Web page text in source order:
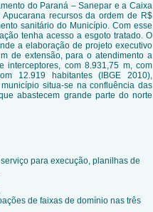
do Paraná – Sanepar e a Caixa
recursos da ordem de R$
sanitário do Município. Com esse
tenha acesso a esgoto tratado. O
a elaboração de projeto executivo
de extensão, para o atendimento a
interceptores, com 8.931,75 m, com
12.919 habitantes (IBGE 2010),
situa-se na confluência das
abastecem grande parte do norte
para execução, planilhas de
de faixas de domínio nas três